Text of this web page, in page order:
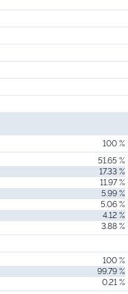
100 %
51.65 %
17.33 %
11.97 %
5.99 %
5.06 %
4.12 %
3.88 %
100 %
99.79 %
0.21 %